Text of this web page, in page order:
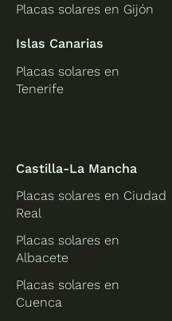
Placas solares en Gijón
Islas Canarias
Placas solares en
Tenerife
Castilla-La Mancha
Placas solares en Ciudad
Real
Placas solares en
Albacete
Placas solares en
Cuenca